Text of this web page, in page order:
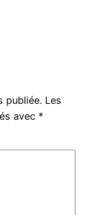
publiée. Les
avec *